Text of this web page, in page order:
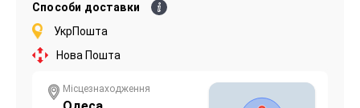
Способи доставки
УкрПошта
Нова Пошта
Місцезнаходження